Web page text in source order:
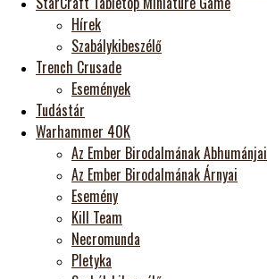
Hírek
Szabálykibeszélő
Trench Crusade
Események
Tudástár
Warhammer 40K
Az Ember Birodalmának Abhumánjai
Az Ember Birodalmának Árnyai
Esemény
Kill Team
Necromunda
Pletyka